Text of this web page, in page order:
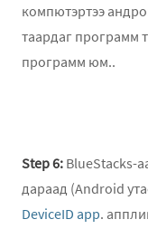
компютэртээ
таардаг программ
программ юм..
Step 6: BlueStacks-
дараад (Android
DeviceID app.